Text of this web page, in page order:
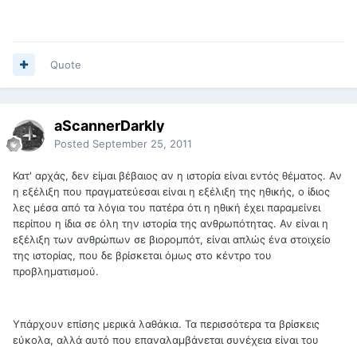
Quote
aScannerDarkly
Posted September 25, 2011
Κατ' αρχάς, δεν είμαι βέβαιος αν η ιστορία είναι εντός θέματος. Αν
η εξέλιξη που πραγματεύεσαι είναι η εξέλιξη της ηθικής, ο ίδιος
λες μέσα από τα λόγια του πατέρα ότι η ηθική έχει παραμείνει
περίπου η ίδια σε όλη την ιστορία της ανθρωπότητας. Αν είναι η
εξέλιξη των ανθρώπων σε βιορομπότ, είναι απλώς ένα στοιχείο
της ιστορίας, που δε βρίσκεται όμως στο κέντρο του
προβληματισμού.
Υπάρχουν επίσης μερικά λαθάκια. Τα περισσότερα τα βρίσκεις
εύκολα, αλλά αυτό που επαναλαμβάνεται συνέχεια είναι του